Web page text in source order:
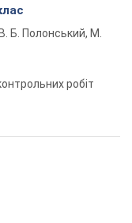
Б. Полонський, М.
робіт